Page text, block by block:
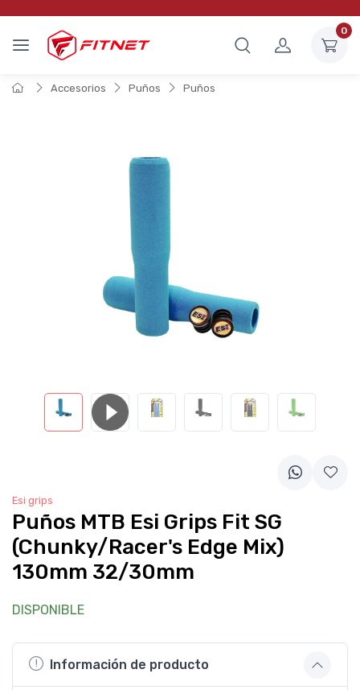
0
Accesorios Puños Puños
Esi grips
Puños MTB Esi Grips Fit SG
(Chunky/Racer's Edge Mix)
130mm 32/30mm
DISPONIBLE
Información de producto